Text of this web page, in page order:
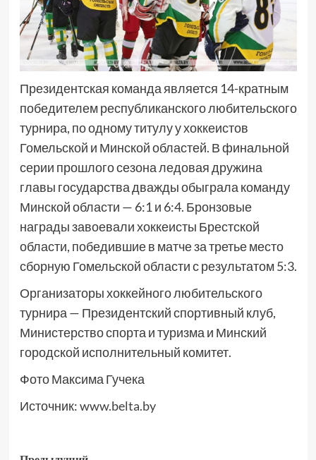
Президентская команда является 14-кратным
победителем республиканского любительского
турнира, по одному титулу у хоккеистов
Гомельской и Минской областей. В финальной
серии прошлого сезона ледовая дружина
главы государства дважды обыграла команду
Минской области — 6:1 и 6:4. Бронзовые
награды завоевали хоккеисты Брестской
области, победившие в матче за третье место
сборную Гомельской области с результатом 5:3.
Организаторы хоккейного любительского
турнира — Президентский спортивный клуб,
Министерство спорта и туризма и Минский
городской исполнительный комитет.
Фото Максима Гучека
Источник:www.belta.by